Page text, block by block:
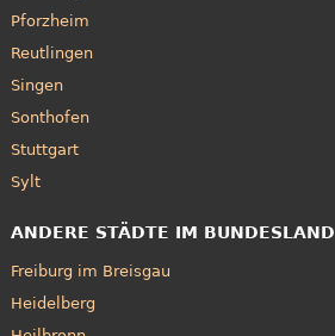
Pforzheim
Reutlingen
Singen
Sonthofen
Stuttgart
Sylt
ANDERE STÄDTE IM BUNDESLAND
Freiburg im Breisgau
Heidelberg